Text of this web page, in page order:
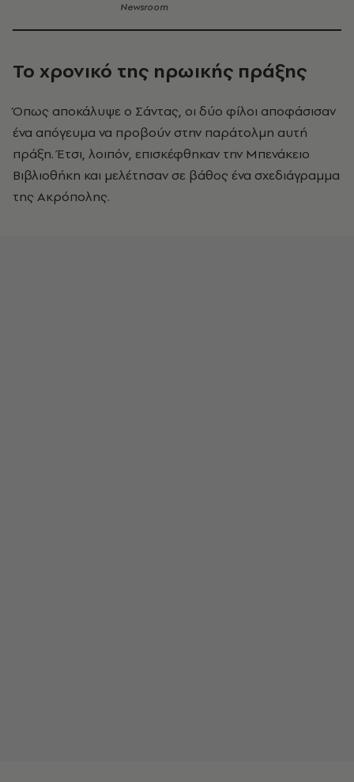
Newsroom
Το χρονικό της ηρωικής πράξης
Όπως αποκάλυψε ο Σάντας, οι δύο φίλοι αποφάσισαν
ένα απόγευμα να προβούν στην παράτολμη αυτή
πράξη. Έτσι, λοιπόν, επισκέφθηκαν την Μπενάκειο
Βιβλιοθήκη και μελέτησαν σε βάθος ένα σχεδιάγραμμα
της Ακρόπολης.